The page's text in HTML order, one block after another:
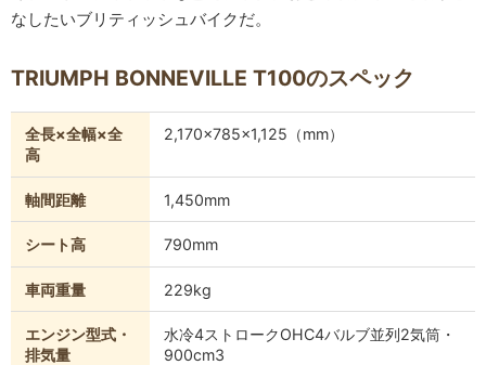
なしたいブリティッシュバイクだ。
TRIUMPH BONNEVILLE T100のスペック
全長×全幅×全
高
2,170×785×1,125（mm）
軸間距離 1,450mm
シート高 790mm
車両重量 229kg
エンジン型式・
排気量
水冷4ストロークOHC4バルブ並列2気筒・
900cm3